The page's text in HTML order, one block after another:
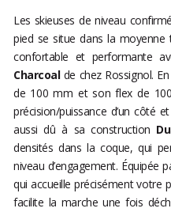
Les skieuses de niveau
pied se situe dans la
confortable et performante
Charcoal de chez Rossignol.
de 100 mm et son flex de
précision/puissance d’un côté
aussi dû à sa construction
densités dans la coque, qui
niveau d’engagement. Équipée
qui accueille précisément votre
facilite la marche une fois